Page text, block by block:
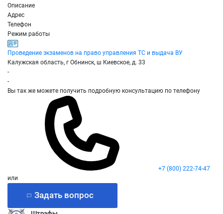
Описание
Адрес
Телефон
Режим работы
Проведение экзаменов на право управления ТС и выдача ВУ
Калужская область, г Обнинск, ш Киевское, д. 33
-
-
Вы так же можете получить подробную консультацию по телефону
+7 (800) 222-74-47
или
Задать вопрос